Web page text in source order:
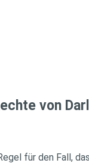
von
für den Fall,